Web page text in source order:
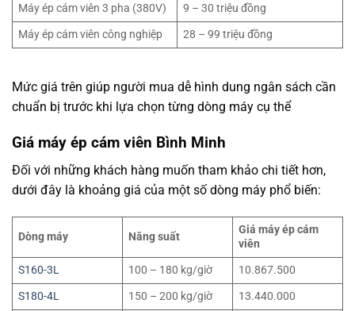
Máy ép cám viên 3 pha (380V)
9 – 30 triệu đồng
Máy ép cám viên công nghiệp
28 – 99 triệu đồng
Mức giá trên giúp người mua dễ hình dung ngân sách cần
chuẩn bị trước khi lựa chọn từng dòng máy cụ thể
Giá máy ép cám viên Bình Minh
Đối với những khách hàng muốn tham khảo chi tiết hơn,
dưới đây là khoảng giá của một số dòng máy phổ biến:
Dòng máy Năng suất
Giá máy ép cám
viên
S160-3L
100 – 180 kg/giờ
10.867.500
S180-4L
150 – 200 kg/giờ
13.440.000